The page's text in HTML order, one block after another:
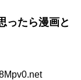
ったら漫画と